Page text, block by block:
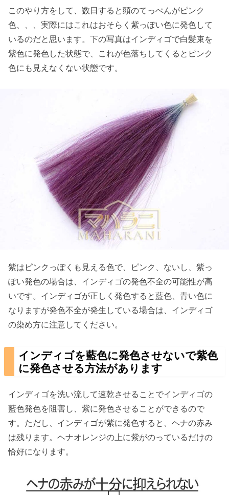
このやり方をして、数日すると頭のてっぺんがピンク
色、、、実際にはこれはおそらく紫っぽい色に発色して
いるのだと思います。下の写真はインディゴで白髪束を
紫色に発色した状態で、これが色落ちしてくるとピンク
色にも見えなくない状態です。
紫はピンクっぽくも見える色で、ピンク、ないし、紫っ
ぽい発色の場合は、インディゴの発色不全の可能性が高
いです。インディゴが正しく発色すると藍色、青い色に
なりますが発色不全が発生している場合は、インディゴ
の染め方に注意してください。
インディゴを藍色に発色させないで紫色
に発色させる方法があります
インディゴを洗い流して速乾させることでインディゴの
藍色発色を阻害し、紫に発色させることができるので
す。ただし、インディゴが紫に発色すると、ヘナの赤み
は残ります。ヘナオレンジの上に紫がのっているだけの
恰好になります。